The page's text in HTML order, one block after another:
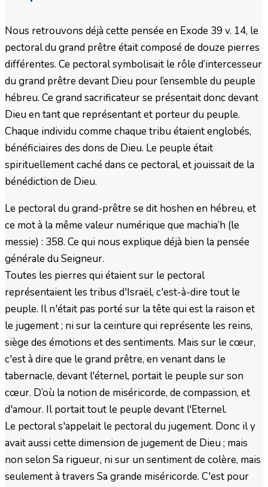
Nous retrouvons déjà cette pensée en Exode 39 v. 14, le
pectoral du grand prêtre était composé de douze pierres
différentes. Ce pectoral symbolisait le rôle d’intercesseur
du grand prêtre devant Dieu pour l’ensemble du peuple
hébreu. Ce grand sacrificateur se présentait donc devant
Dieu en tant que représentant et porteur du peuple.
Chaque individu comme chaque tribu étaient englobés,
bénéficiaires des dons de Dieu. Le peuple était
spirituellement caché dans ce pectoral, et jouissait de la
bénédiction de Dieu.
Le pectoral du grand-prêtre se dit hoshen en hébreu, et
ce mot à la même valeur numérique que machia’h (le
messie) : 358. Ce qui nous explique déjà bien la pensée
générale du Seigneur.
Toutes les pierres qui étaient sur le pectoral
représentaient les tribus d'Israël, c'est-à-dire tout le
peuple. Il n'était pas porté sur la tête qui est la raison et
le jugement ; ni sur la ceinture qui représente les reins,
siège des émotions et des sentiments. Mais sur le cœur,
c'est à dire que le grand prêtre, en venant dans le
tabernacle, devant l'éternel, portait le peuple sur son
cœur. D’où la notion de miséricorde, de compassion, et
d'amour. Il portait tout le peuple devant l'Eternel.
Le pectoral s'appelait le pectoral du jugement. Donc il y
avait aussi cette dimension de jugement de Dieu ; mais
non selon Sa rigueur, ni sur un sentiment de colère, mais
seulement à travers Sa grande miséricorde. C'est pour